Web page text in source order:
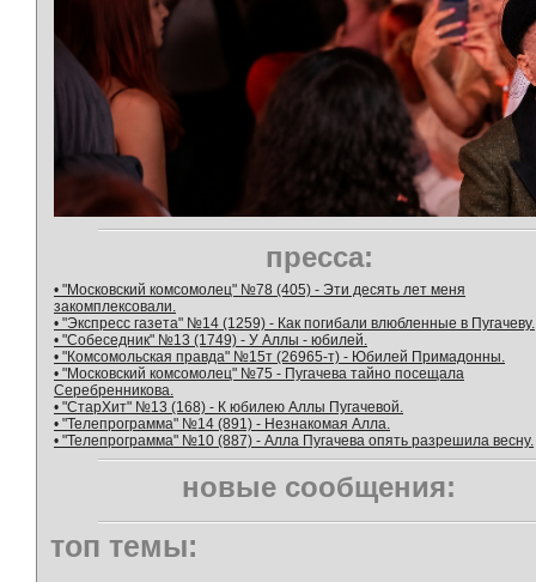
пресса:
• "Московский комсомолец" №78 (405) - Эти десять лет меня
закомплексовали.
• "Экспресс газета" №14 (1259) - Как погибали влюбленные в Пугачеву.
• "Собеседник" №13 (1749) - У Аллы - юбилей.
• "Комсомольская правда" №15т (26965-т) - Юбилей Примадонны.
• "Московский комсомолец" №75 - Пугачева тайно посещала
Серебренникова.
• "СтарХит" №13 (168) - К юбилею Аллы Пугачевой.
• "Телепрограмма" №14 (891) - Незнакомая Алла.
• "Телепрограмма" №10 (887) - Алла Пугачева опять разрешила весну.
новые сообщения:
топ темы: